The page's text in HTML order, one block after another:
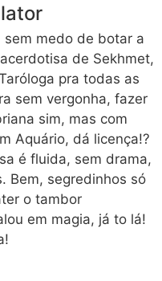
sem medo de botar a
de Sekhmet,
pra todas as
sem vergonha, fazer
sim, mas com
Aquário, dá licença!?
é fluida, sem drama,
Bem, segredinhos só
o tambor
em magia, já to lá!